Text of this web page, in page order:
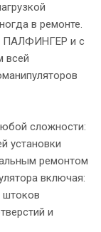
в ремонте.
ПАЛФИНГЕР и с
всей
сложности:
установки
ремонтом
включая:
штоков
и